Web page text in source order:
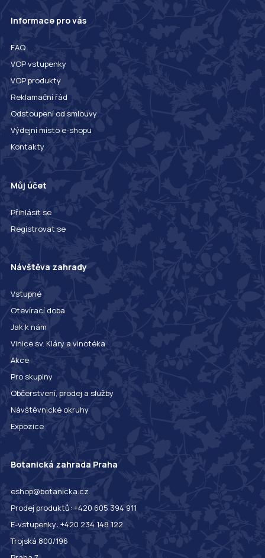
Informace pro vás
FAQ
VOP vstupenky
VOP produkty
Reklamační řád
Odstoupení od smlouvy
Výdejní místo e-shopu
Kontakty
Můj účet
Přihlásit se
Registrovat se
Návštěva zahrady
Vstupné
Otevírací doba
Jak k nám
Vinice sv. Kláry a vinotéka
Akce
Pro skupiny
Občerstvení, prodej a služby
Návštěvnické okruhy
Expozice
Botanická zahrada Praha
eshop@botanicka.cz
Prodej produktů: +420 605 394 911
E-vstupenky: +420 234 148 122
Trojská 800/196